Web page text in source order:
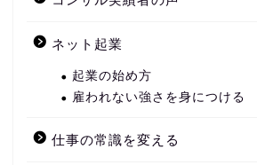
ネット起業
起業の始め方
雇われない強さを身につける
仕事の常識を変える